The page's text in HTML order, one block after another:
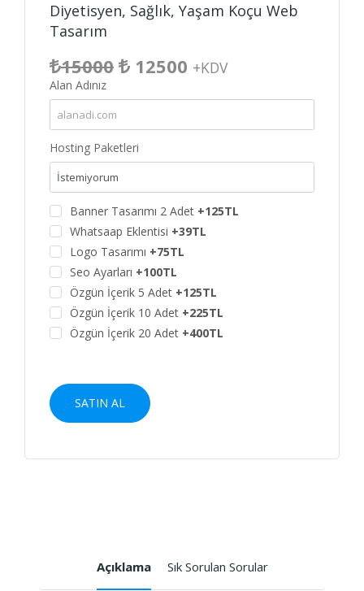
Diyetisyen, Sağlık, Yaşam Koçu Web
Tasarım
15000 12500 +KDV
Alan Adınız
Hosting Paketleri
Banner Tasarımı 2 Adet +125TL
Whatsaap Eklentisi +39TL
Logo Tasarımı +75TL
Seo Ayarları +100TL
Özgün İçerik 5 Adet +125TL
Özgün İçerik 10 Adet +225TL
Özgün İçerik 20 Adet +400TL
SATIN AL
Açıklama Sık Sorulan Sorular